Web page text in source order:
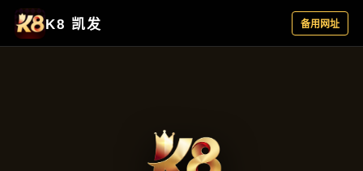
产品展示